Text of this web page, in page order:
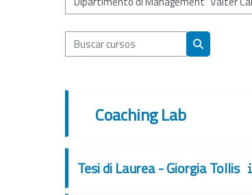
Categorías
Buscar cursos
Buscar cursos
Coaching Lab
Tesi di Laurea - Giorgia Tollis